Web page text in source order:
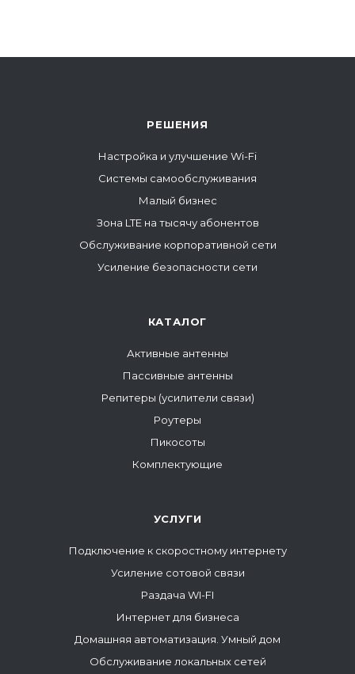
РЕШЕНИЯ
Настройка и улучшение Wi-Fi
Системы самообслуживания
Малый бизнес
Зона LTE на тысячу абонентов
Обслуживание корпоративной сети
Усиление безопасности сети
КАТАЛОГ
Активные антенны
Пассивные антенны
Репитеры (усилители связи)
Роутеры
Пикосоты
Комплектующие
УСЛУГИ
Подключение к скоростному интернету
Усиление сотовой связи
Раздача WI-FI
Интернет для бизнеса
Домашняя автоматизация. Умный дом
Обслуживание локальных сетей
Роскомнадзор. Работа
дня неограниченное число раз
от нас причинам. По
работы оборудования заявки
в обычном режиме.